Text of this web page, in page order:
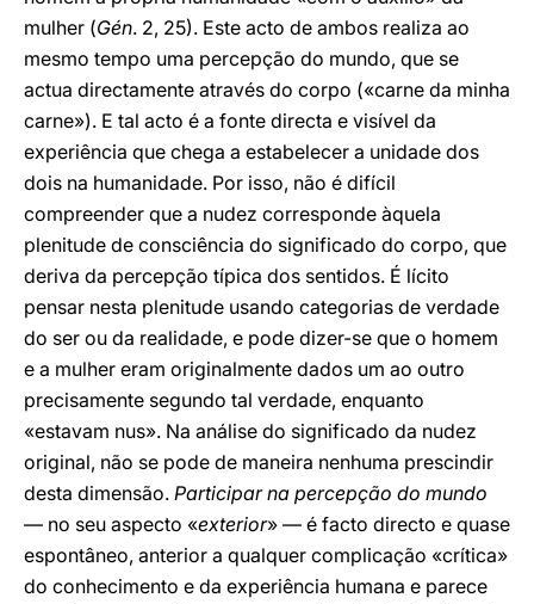
mulher (Gén. 2, 25). Este acto de ambos realiza ao
mesmo tempo uma percepção do mundo, que se
actua directamente através do corpo («carne da minha
carne»). E tal acto é a fonte directa e visível da
experiência que chega a estabelecer a unidade dos
dois na humanidade. Por isso, não é difícil
compreender que a nudez corresponde àquela
plenitude de consciência do significado do corpo, que
deriva da percepção típica dos sentidos. É lícito
pensar nesta plenitude usando categorias de verdade
do ser ou da realidade, e pode dizer-se que o homem
e a mulher eram originalmente dados um ao outro
precisamente segundo tal verdade, enquanto
«estavam nus». Na análise do significado da nudez
original, não se pode de maneira nenhuma prescindir
desta dimensão. Participar na percepção do mundo
— no seu aspecto «exterior» — é facto directo e quase
espontâneo, anterior a qualquer complicação «crítica»
do conhecimento e da experiência humana e parece